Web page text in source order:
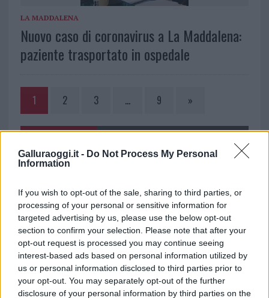
Galluraoggi.it - Do Not Process My Personal
Information
If you wish to opt-out of the sale, sharing to third parties, or
processing of your personal or sensitive information for
targeted advertising by us, please use the below opt-out
section to confirm your selection. Please note that after your
opt-out request is processed you may continue seeing
interest-based ads based on personal information utilized by
us or personal information disclosed to third parties prior to
your opt-out. You may separately opt-out of the further
disclosure of your personal information by third parties on the
LA MADDALENA
Nuovo caso di coronavirus a La Maddalena:
paziente trasportato in ospedale
1 2 3 … 9 »
Delta Center
Meteo Olbia 9 agosto, temperature in calo
Salmo finisce in ospedale a Catania, ma il tour